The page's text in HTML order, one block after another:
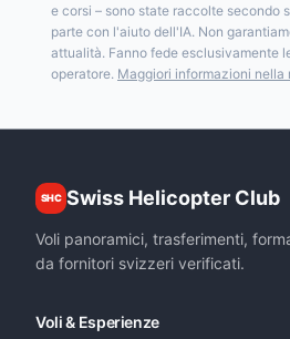
e corsi – sono state raccolte secondo
parte con l'aiuto dell'IA. Non
attualità. Fanno fede esclusivamente
operatore. Maggiori informazioni nella
SHC Swiss Helicopter Club
Voli panoramici, trasferimenti,
da fornitori svizzeri verificati.
Voli & Esperienze